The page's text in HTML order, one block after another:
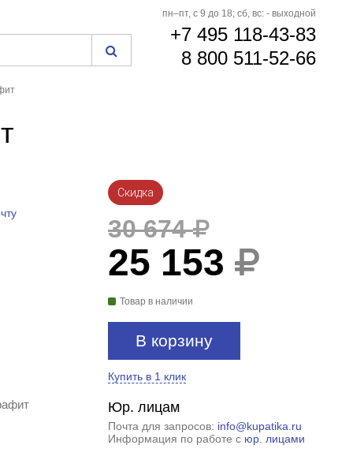
пн–пт, с 9 до 18; сб, вс: - выходной
+7 495 118-43-83
8 800 511-52-66
Скидка
30 674
25 153
Товар в наличии
В корзину
Купить в 1 клик
Юр. лицам
Почта для запросов: info@kupatika.ru
Информация по работе с юр. лицами